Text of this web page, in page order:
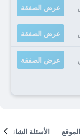
عرض الصفقة
عرض الصفقة
عرض الصفقة
الموقع الأسئلة الشائعة